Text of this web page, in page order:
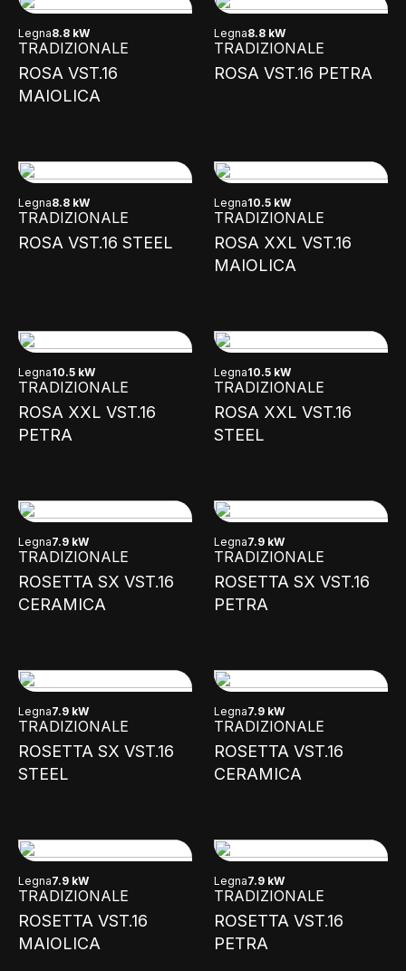
Legna8.8 kW
TRADIZIONALE
ROSA VST.16
MAIOLICA
Legna8.8 kW
TRADIZIONALE
ROSA VST.16 PETRA
Legna8.8 kW
TRADIZIONALE
ROSA VST.16 STEEL
Legna10.5 kW
TRADIZIONALE
ROSA XXL VST.16
MAIOLICA
Legna10.5 kW
TRADIZIONALE
ROSA XXL VST.16
PETRA
Legna10.5 kW
TRADIZIONALE
ROSA XXL VST.16
STEEL
Legna7.9 kW
TRADIZIONALE
ROSETTA SX VST.16
CERAMICA
Legna7.9 kW
TRADIZIONALE
ROSETTA SX VST.16
PETRA
Legna7.9 kW
TRADIZIONALE
ROSETTA SX VST.16
STEEL
Legna7.9 kW
TRADIZIONALE
ROSETTA VST.16
CERAMICA
Legna7.9 kW
TRADIZIONALE
ROSETTA VST.16
MAIOLICA
Legna7.9 kW
TRADIZIONALE
ROSETTA VST.16
PETRA